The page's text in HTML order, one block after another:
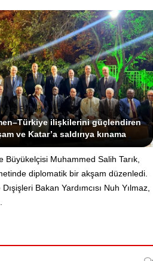
Editör
ilişkilerini güçlendiren
ve Katar’a saldırıya kınama
Büyükelçisi Muhammed Salih Tarık,
diplomatik bir akşam düzenledi.
Bakan Yardımcısı Nuh Yılmaz,